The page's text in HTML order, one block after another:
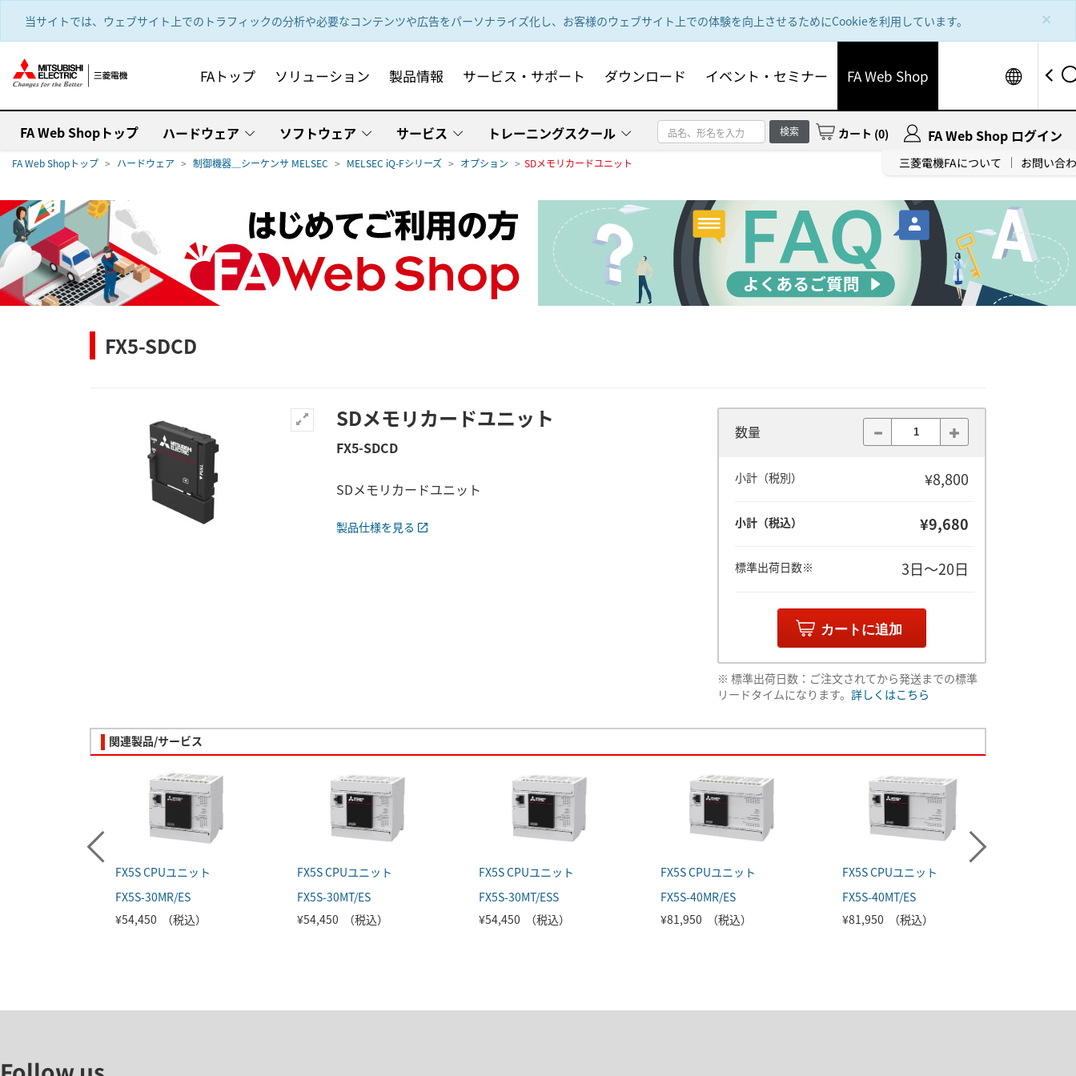
×
当サイトでは、ウェブサイト上でのトラフィックの分析や必要なコンテンツや広告をパーソナライズ化し、お客様のウェブサイト上での体験を向上させるためにCookieを利用しています。
FAトップ ソリューション 製品情報 サービス・サポート ダウンロード イベント・セミナー FA Web Shop
三菱電機FAについて お問い合
FA Web Shopトップ ハードウェア ソフトウェア サービス トレーニングスクール 検索 カート (0) FA Web Shop ログイン
FA Web Shopトップ ハードウェア 制御機器＿シーケンサ MELSEC MELSEC iQ-Fシリーズ オプション SDメモリカードユニット
FX5-SDCD
SDメモリカードユニット
FX5-SDCD
SDメモリカードユニット
製品仕様を見る
数量
小計（税別） ¥8,800
小計（税込） ¥9,680
標準出荷日数※ 3日～20日
カートに追加
※ 標準出荷日数：ご注文されてから発送までの標準
リードタイムになります。 詳しくはこちら
関連製品/サービス
FX5S CPUユニット
FX5S-30MR/ES
¥54,450 （税込）
FX5S CPUユニット
FX5S-30MT/ES
¥54,450 （税込）
FX5S CPUユニット
FX5S-30MT/ESS
¥54,450 （税込）
FX5S CPUユニット
FX5S-40MR/ES
¥81,950 （税込）
FX5S CPUユニット
FX5S-40MT/ES
¥81,950 （税込）